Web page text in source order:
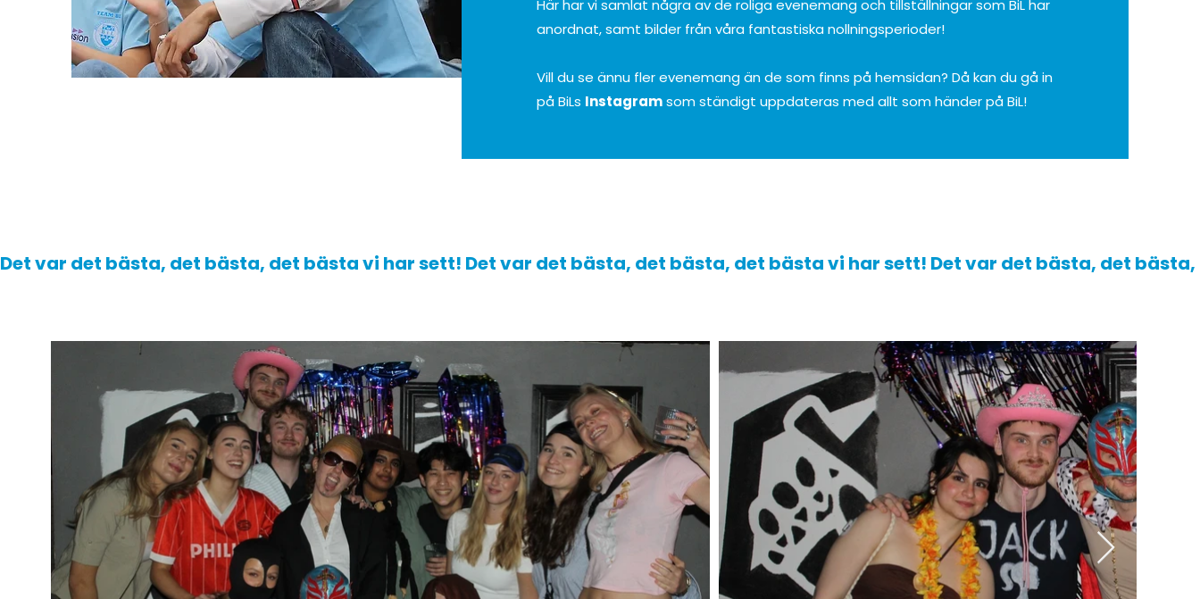
Här har vi samlat några av de roliga evenemang och tillställningar som BiL har
anordnat, samt bilder från våra fantastiska nollningsperioder!
Vill du se ännu fler evenemang än de som finns på hemsidan? Då kan du gå in
på BiLs Instagramsom ständigt uppdateras med allt som händer på BiL!
Det var det bästa, det bästa, det bästa vi har sett!